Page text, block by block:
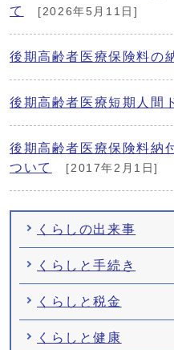
て
[2026年5月11日]
後期高齢者医療保険料の
後期高齢者医療短期人間
後期高齢者医療保険料納
ついて
[2017年2月1日]
くらしの出来事
くらしと手続き
くらしと税金
くらしと健康